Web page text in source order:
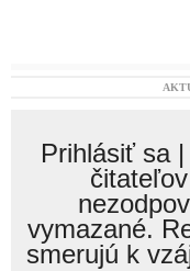
Prihlásiť sa|
vymazané.
smerujú k